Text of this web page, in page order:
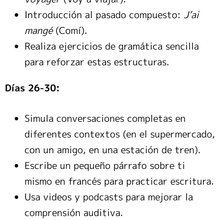
Introducción al pasado compuesto: J’ai
mangé(Comí).
Realiza ejercicios de gramática sencilla
para reforzar estas estructuras.
Días 26-30:
Simula conversaciones completas en
diferentes contextos (en el supermercado,
con un amigo, en una estación de tren).
Escribe un pequeño párrafo sobre ti
mismo en francés para practicar escritura.
Usa videos y podcasts para mejorar la
comprensión auditiva.